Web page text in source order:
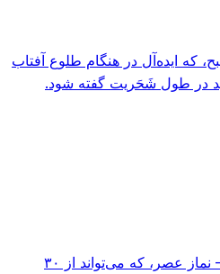
که ایده‌آل در هنگام طلوع آفتاب
در طول شَحَریت گفته شود.
نماز عصر، که می‌تواند از ۳۰